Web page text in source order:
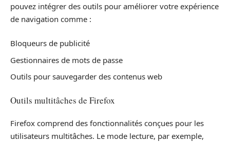
pouvez intégrer des outils pour améliorer votre expérience
de navigation comme :
Bloqueurs de publicité
Gestionnaires de mots de passe
Outils pour sauvegarder des contenus web
Outils multitâches de Firefox
Firefox comprend des fonctionnalités conçues pour les
utilisateurs multitâches. Le mode lecture, par exemple,